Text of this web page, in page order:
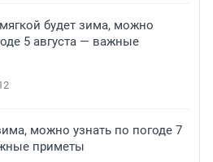
будет зима, можно
5 августа — важные
можно узнать по погоде 7
приметы